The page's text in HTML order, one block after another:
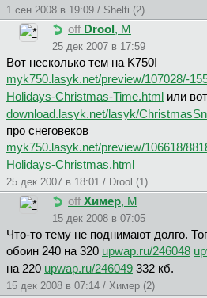
1 сен 2008 в 19:09 / Shelti (2)
off Drool , М
25 дек 2007 в 17:59
Вот несколько тем на K750I
myk750.lasyk.net/preview/107028/-
Holidays-Christmas-Time.html или вот
download.lasyk.net/lasyk/
про снеговеков
myk750.lasyk.net/preview/106618/
Holidays-Christmas.html
25 дек 2007 в 18:01 / Drool (1)
off Xимep, М
15 дек 2008 в 07:05
Что-то тему не поднимают долго.
обоин 240 на 320 upwap.ru/246048
на 220 upwap.ru/246049 332 кб.
15 дек 2008 в 07:14 / Xимep (2)